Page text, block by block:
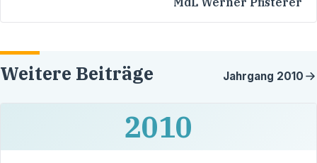
Weitere Beiträge Jahrgang 2010
2010